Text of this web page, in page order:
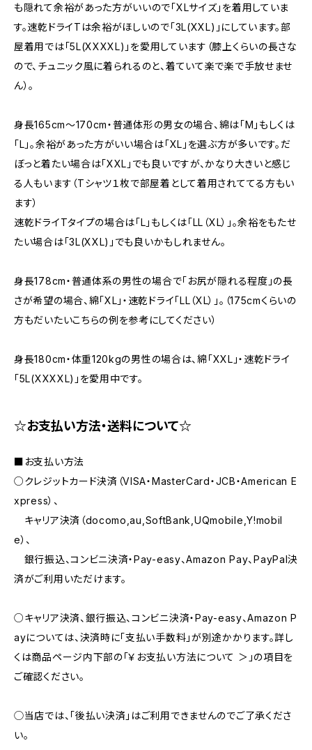
も隠れて余裕があった方がいいので「XLサイズ」を着用していま
す。速乾ドライTは余裕がほしいので「3L(XXL)」にしています。部
屋着用では「5L(XXXXL)」を愛用しています（膝上くらいの長さな
ので、チュニック風に着られるのと、着ていて楽で楽で手放せませ
ん）。
身長165cm〜170cm・普通体形の男女の場合、綿は「M」もしくは
「L」。余裕があった方がいい場合は「XL」を選ぶ方が多いです。だ
ぼっと着たい場合は「XXL」でも良いですが、かなり大きいと感じ
る人もいます（Tシャツ１枚で部屋着として着用されててる方もい
ます）
速乾ドライTタイプの場合は「L」もしくは「LL（XL）」。余裕をもたせ
たい場合は「3L(XXL)」でも良いかもしれません。
身長178cm・普通体系の男性の場合で「お尻が隠れる程度」の長
さが希望の場合、綿「XL」・速乾ドライ「LL（XL）」。（175cmくらいの
方もだいたいこちらの例を参考にしてください）
身長180cm・体重120kgの男性の場合は、綿「XXL」・速乾ドライ
「5L(XXXXL)」を愛用中です。
☆お支払い方法・送料について☆
■お支払い方法
○クレジットカード決済（VISA・MasterCard・JCB・American E
xpress）、
キャリア決済（docomo,au,SoftBank,UQmobile,Y!mobil
e）、
銀行振込、コンビニ決済・Pay-easy、Amazon Pay、PayPal決
済がご利用いただけます。
○キャリア決済、銀行振込、コンビニ決済・Pay-easy、Amazon P
ayについては、決済時に「支払い手数料」が別途かかります。詳し
くは商品ページ内下部の「￥お支払い方法について ＞」の項目を
ご確認ください。
◯当店では、｢後払い決済｣はご利用できませんのでご了承くださ
い。